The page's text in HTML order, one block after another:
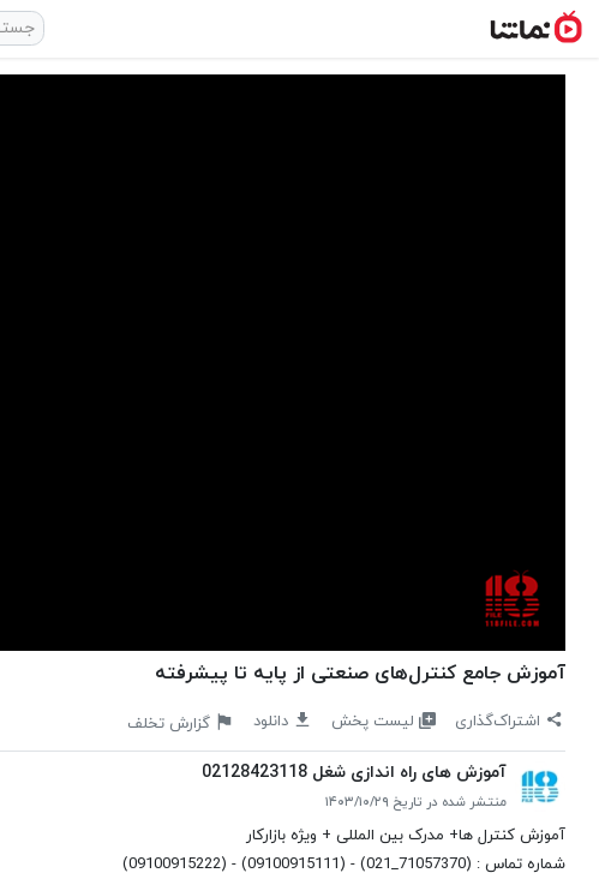
آموزش جامع کنترل‌های صنعتی از پایه تا پیشرفته
اشتراک‌گذاری لیست پخش دانلود گزارش تخلف
آموزش های راه اندازی شغل 02128423118
منتشر شده در تاریخ ۱۴۰۳/۱۰/۲۹
آموزش کنترل ها+ مدرک بین المللی + ویژه بازارکار
شماره تماس : (71057370_021) - (09100915111) - (09100915222)